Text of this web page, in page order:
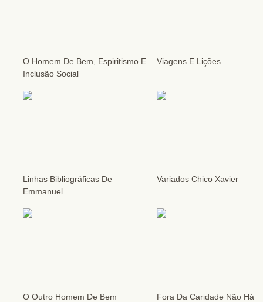
O Homem De Bem, Espiritismo E
Inclusão Social
Viagens E Lições
Linhas Bibliográficas De
Emmanuel
Variados Chico Xavier
O Outro Homem De Bem
Fora Da Caridade Não Há